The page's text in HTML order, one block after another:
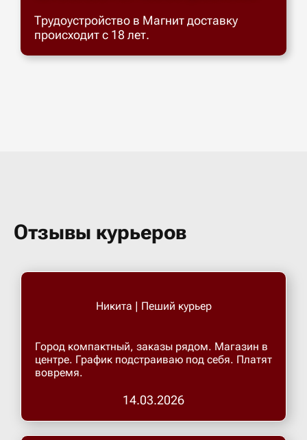
Трудоустройство в Магнит доставку
происходит с 18 лет.
Отзывы курьеров
Никита | Пеший курьер
Город компактный, заказы рядом. Магазин в
центре. График подстраиваю под себя. Платят
вовремя.
14.03.2026